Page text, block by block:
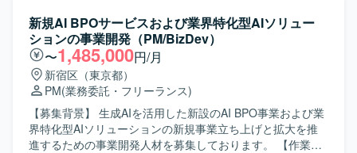
申請システムという社会的インパクトの大きい案件に参画
いただけます。利用者増加に伴う業務課題の解決に直結す
るシステム開発の中核を担えるため、上流からのプロジェ
クトマネジメント経験を積むことができます。複数本部に
よる合同開発体制のもとで、横断的な調整力やマネジメン
トスキルを高められる環境です。 【開発環境】 Flutter、
Java、TypeScript、SpringBoot、PostgreSQL、React、
AWS などを用いた環境での開発となります。
と協力しながら、開発案件を推進していただきます。 ・要
求・要件定義から開発、テスト、リリースまでの開発ディ
レクションおよび進行管理を行います。 ・部署内外のステ
ークホルダーとの期待値調整、折衝、合意形成およびレポ
ーティングを行います。 ・開発ロードマップやマイルスト
ンの策定、およびスケジュール調整を行います。 ・担当プ
ロダクトに関するドキュメント作成、管理および運用を行
います。 ・複数の開発プロジェクトの進行リードと進捗管
理を行います。 ・プロジェクトの立ち上げからリリースま
新規AI BPOサービスおよび業界特化型AIソリュー
ションの事業開発（PM/BizDev）
〜1,485,000円/月
新宿区（東京都）
PM(業務委託・フリーランス)
【募集背景】 生成AIを活用した新設のAI BPO事業および業
界特化型AIソリューションの新規事業立ち上げと拡大を推
進するための事業開発人材を募集しております。 【作業内